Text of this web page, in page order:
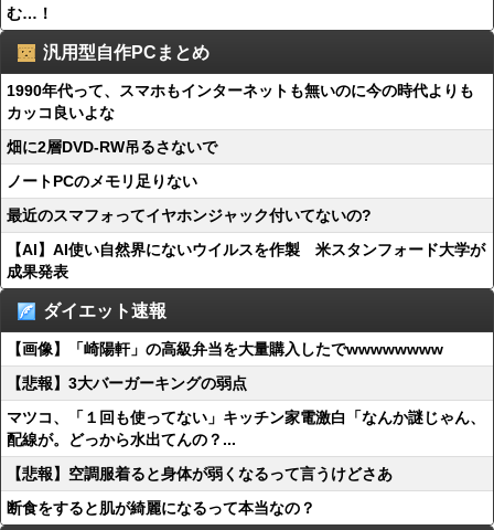
む…！
汎用型自作PCまとめ
1990年代って、スマホもインターネットも無いのに今の時代よりも
カッコ良いよな
畑に2層DVD-RW吊るさないで
ノートPCのメモリ足りない
最近のスマフォってイヤホンジャック付いてないの?
【AI】AI使い自然界にないウイルスを作製 米スタンフォード大学が
成果発表
ダイエット速報
【画像】「崎陽軒」の高級弁当を大量購入したでwwwwwwww
【悲報】3大バーガーキングの弱点
マツコ、「１回も使ってない」キッチン家電激白「なんか謎じゃん、
配線が。どっから水出てんの？...
【悲報】空調服着ると身体が弱くなるって言うけどさあ
断食をすると肌が綺麗になるって本当なの？